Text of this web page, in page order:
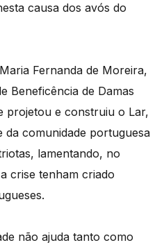
causa dos avós do
Fernanda de Moreira,
Beneficência de Damas
projetou e construiu o Lar,
da comunidade portuguesa
lamentando, no
crise tenham criado
não ajuda tanto como